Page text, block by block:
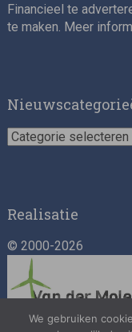
Asset
Financieel te
te maken. Meer
Nieuwscategorieën
Realisatie
© 2000-2026
We gebruiken